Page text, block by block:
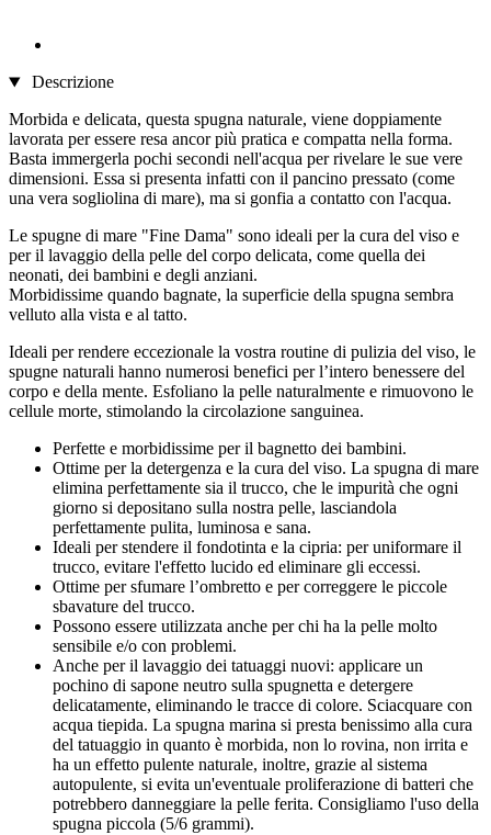
Descrizione
Morbida e delicata, questa spugna naturale, viene doppiamente
lavorata per essere resa ancor più pratica e compatta nella forma.
Basta immergerla pochi secondi nell'acqua per rivelare le sue vere
dimensioni. Essa si presenta infatti con il pancino pressato (come
una vera sogliolina di mare), ma si gonfia a contatto con l'acqua.
Le spugne di mare "Fine Dama" sono ideali per la cura del viso e
per il lavaggio della pelle del corpo delicata, come quella dei
neonati, dei bambini e degli anziani.
Morbidissime quando bagnate, la superficie della spugna sembra
velluto alla vista e al tatto.
Ideali per rendere eccezionale la vostra routine di pulizia del viso, le
spugne naturali hanno numerosi benefici per l’intero benessere del
corpo e della mente. Esfoliano la pelle naturalmente e rimuovono le
cellule morte, stimolando la circolazione sanguinea.
Perfette e morbidissime per il bagnetto dei bambini.
Ottime per la detergenza e la cura del viso. La spugna di mare
elimina perfettamente sia il trucco, che le impurità che ogni
giorno si depositano sulla nostra pelle, lasciandola
perfettamente pulita, luminosa e sana.
Ideali per stendere il fondotinta e la cipria: per uniformare il
trucco, evitare l'effetto lucido ed eliminare gli eccessi.
Ottime per sfumare l’ombretto e per correggere le piccole
sbavature del trucco.
Possono essere utilizzata anche per chi ha la pelle molto
sensibile e/o con problemi.
Anche per il lavaggio dei tatuaggi nuovi: applicare un
pochino di sapone neutro sulla spugnetta e detergere
delicatamente, eliminando le tracce di colore. Sciacquare con
acqua tiepida. La spugna marina si presta benissimo alla cura
del tatuaggio in quanto è morbida, non lo rovina, non irrita e
ha un effetto pulente naturale, inoltre, grazie al sistema
autopulente, si evita un'eventuale proliferazione di batteri che
potrebbero danneggiare la pelle ferita. Consigliamo l'uso della
spugna piccola (5/6 grammi).